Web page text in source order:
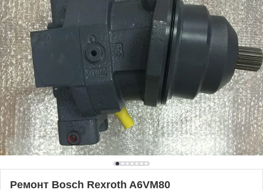
Ремонт Bosch Rexroth A6VM80